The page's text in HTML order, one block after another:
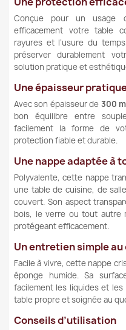
Conçue pour un usage
efficacement votre table
rayures et l’usure du
préserver durablement
solution pratique et
Une épaisseur
Avec son épaisseur de 300
bon équilibre entre
facilement la forme de
protection fiable et durable.
Une nappe adaptée à
Polyvalente, cette nappe
une table de cuisine, de
couvert. Son aspect
bois, le verre ou tout autre
protégeant efficacement.
Un entretien simple
Facile à vivre, cette nappe
éponge humide. Sa
facilement les liquides et
table propre et soignée au
Conseils d’utilisation